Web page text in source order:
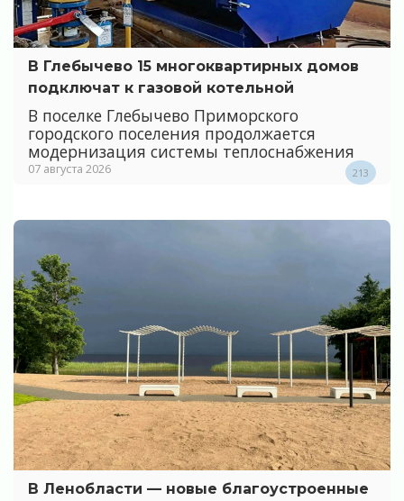
В Глебычево 15 многоквартирных домов
подключат к газовой котельной
В поселке Глебычево Приморского
городского поселения продолжается
модернизация системы теплоснабжения
07 августа 2026 213
В Ленобласти — новые благоустроенные